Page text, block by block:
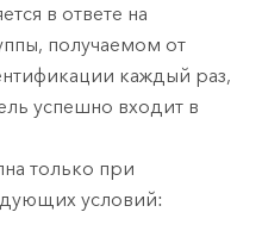
в ответе на
получаемом от
каждый раз,
успешно входит в
только при
условий: